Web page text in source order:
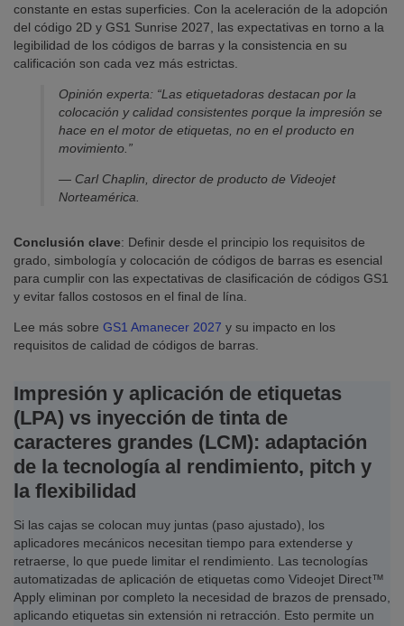
constante en estas superficies. Con la aceleración de la adopción
del código 2D y GS1 Sunrise 2027, las expectativas en torno a la
legibilidad de los códigos de barras y la consistencia en su
calificación son cada vez más estrictas.
Opinión experta: “Las etiquetadoras destacan por la
colocación y calidad consistentes porque la impresión se
hace en el motor de etiquetas, no en el producto en
movimiento.”
— Carl Chaplin, director de producto de Videojet
Norteamérica.
Conclusión clave: Definir desde el principio los requisitos de
grado, simbología y colocación de códigos de barras es esencial
para cumplir con las expectativas de clasificación de códigos GS1
y evitar fallos costosos en el final de lína.
Lee más sobre GS1 Amanecer 2027 y su impacto en los
requisitos de calidad de códigos de barras.
Impresión y aplicación de etiquetas
(LPA) vs inyección de tinta de
caracteres grandes (LCM): adaptación
de la tecnología al rendimiento, pitch y
la flexibilidad
Si las cajas se colocan muy juntas (paso ajustado), los
aplicadores mecánicos necesitan tiempo para extenderse y
retraerse, lo que puede limitar el rendimiento. Las tecnologías
automatizadas de aplicación de etiquetas como Videojet Direct™
Apply eliminan por completo la necesidad de brazos de prensado,
aplicando etiquetas sin extensión ni retracción. Esto permite un